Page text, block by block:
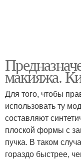
макияжа.
Для того, чтобы
использовать ту
составляют
плоской формы с
пучка. В таком
гораздо быстрее,